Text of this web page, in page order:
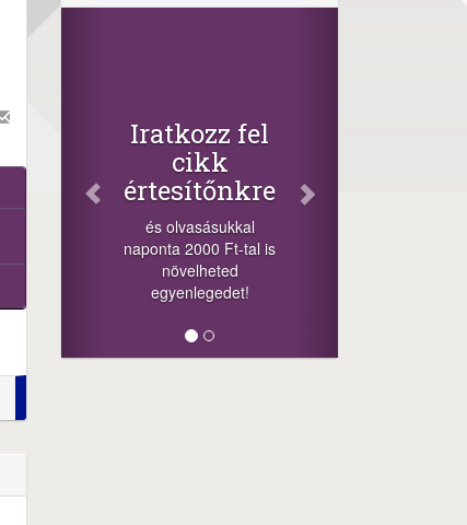
Iratkozz fel
cikk
értesítőnkre
és olvasásukkal
naponta 2000 Ft-tal is
növelheted
egyenlegedet!